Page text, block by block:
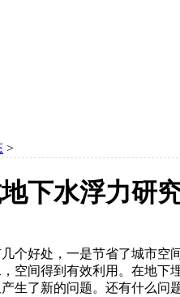
>
下水浮力研
个好处，一是节省了城市
空间得到有效利用。在地
生了新的问题。还有什么